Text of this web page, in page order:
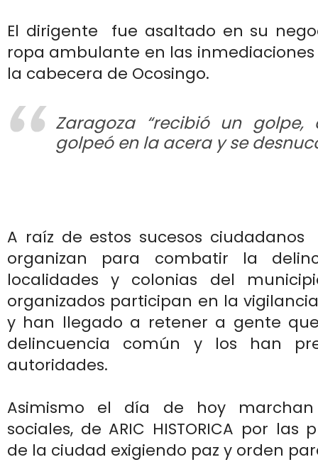
El dirigente fue asaltado en su
ropa ambulante en las
la cabecera de Ocosingo.
Zaragoza “recibió un
golpeó en la acera y se
A raíz de estos sucesos ciudadanos
organizan para combatir la
localidades y colonias del
organizados participan en la
y han llegado a retener a gente
delincuencia común y los han
autoridades.
Asimismo el día de hoy marchan
sociales, de ARIC HISTORICA por las
de la ciudad exigiendo paz y orden